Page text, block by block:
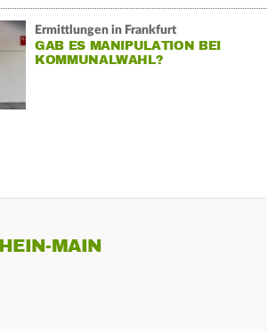
Ermittlungen in Frankfurt
GAB ES MANIPULATION BEI
KOMMUNALWAHL?
MAIN